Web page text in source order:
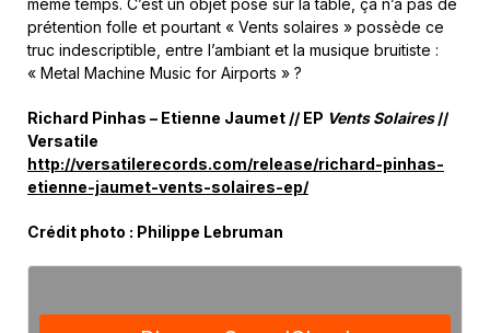
même temps. C’est un objet posé sur la table, ça n’a pas de
prétention folle et pourtant « Vents solaires » possède ce
truc indescriptible, entre l’ambiant et la musique bruitiste :
« Metal Machine Music for Airports » ?
Richard Pinhas – Etienne Jaumet // EP Vents Solaires//
Versatile
http://versatilerecords.com/release/richard-pinhas-
etienne-jaumet-vents-solaires-ep/
Crédit photo : Philippe Lebruman